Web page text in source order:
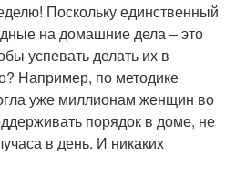
Поскольку единственный
на домашние дела – это
успевать делать их в
Например, по методике
уже миллионам женщин во
порядок в доме, не
в день. И никаких